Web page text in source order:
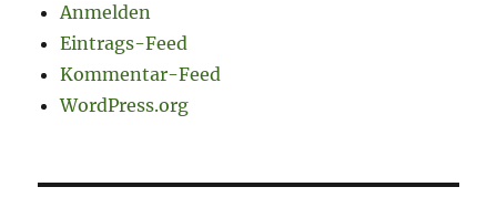
Anmelden
Eintrags-Feed
Kommentar-Feed
WordPress.org